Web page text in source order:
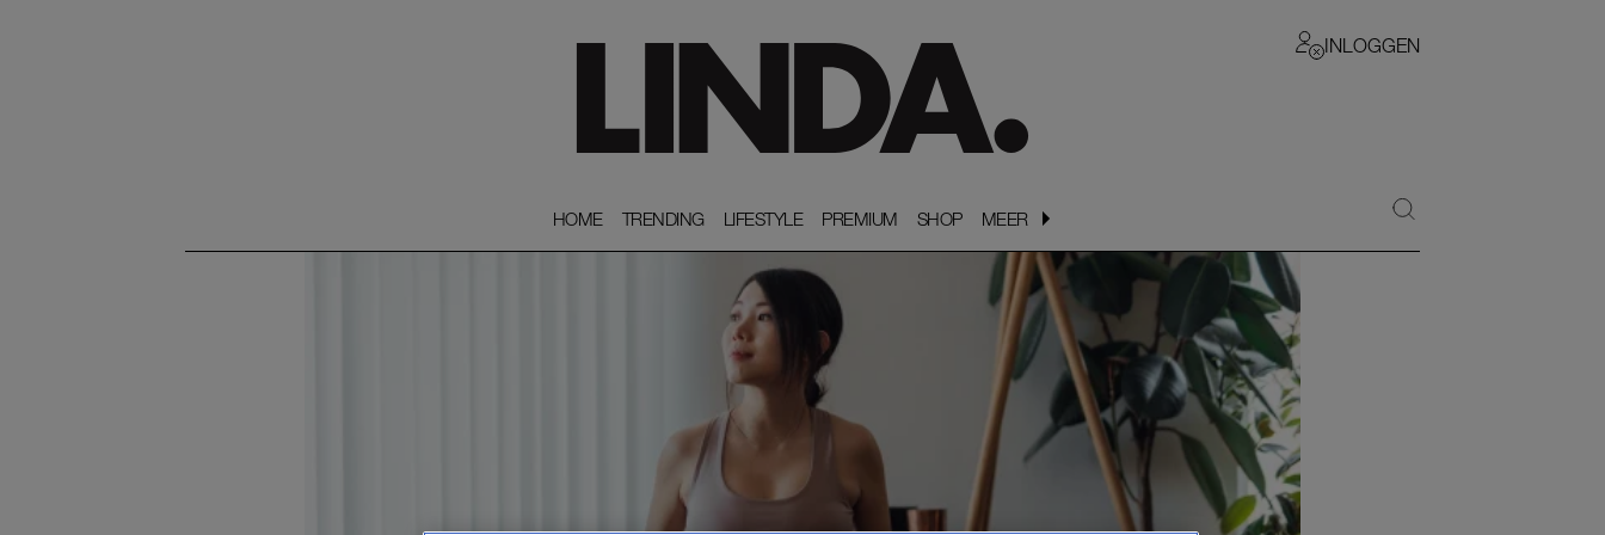
INLOGGEN
HOME
HOME TRENDING
TRENDING LIFESTYLE
LIFESTYLE PREMIUM
PREMIUM SHOP
SHOP MEER
MEER